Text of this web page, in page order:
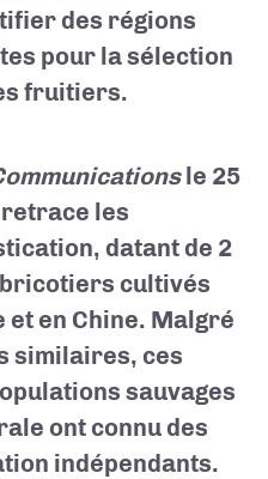
des régions
pour la sélection
fruitiers.
le 25
les
datant de 2
cultivés
et en Chine. Malgré
similaires, ces
sauvages
ont connu des
indépendants.